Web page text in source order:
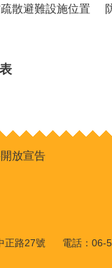
散避難設施位置
放宣告
正路27號 電話：06-